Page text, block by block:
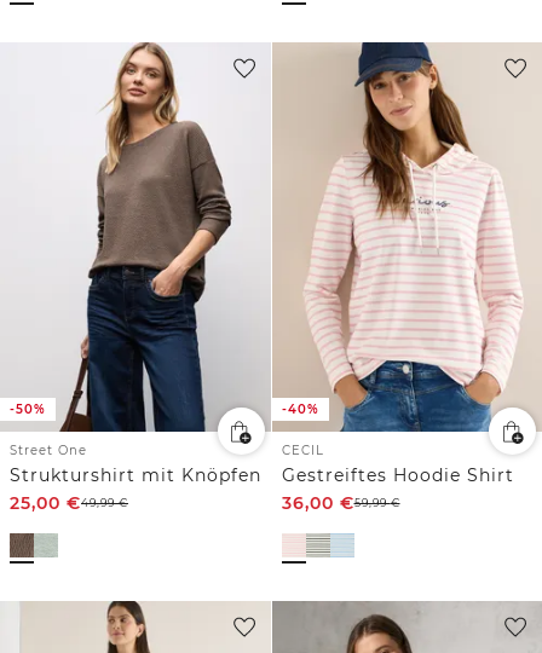
-50%
Street One
Strukturshirt mit Knöpfen
25,00 €49,99€
-40%
CECIL
Gestreiftes Hoodie Shirt
36,00 €59,99€